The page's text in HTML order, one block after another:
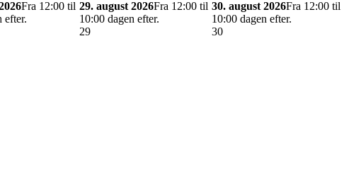
Fra 12:00 til
efter.
29. august 2026Fra 12:00 til
10:00 dagen efter.
29
30. august 2026Fra 12:00 til
10:00 dagen efter.
30